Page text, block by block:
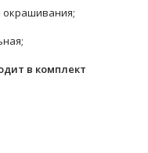
окрашивания;
в комплект